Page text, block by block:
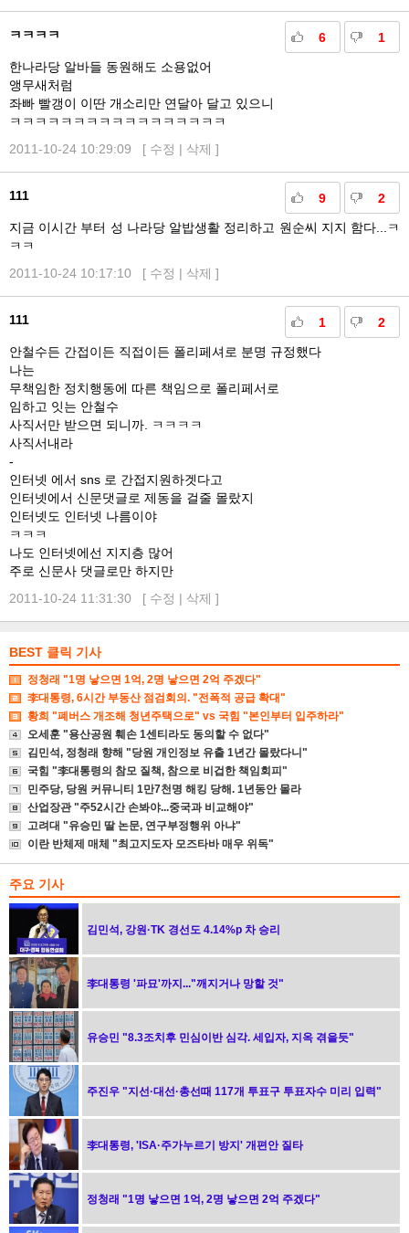
6 1
ㅋㅋㅋㅋ
한나라당 알바들 동원해도 소용없어
앵무새처럼
좌빠 빨갱이 이딴 개소리만 연달아 달고 있으니
ㅋㅋㅋㅋㅋㅋㅋㅋㅋㅋㅋㅋㅋㅋㅋㅋㅋ
2011-10-24 10:29:09 [ 수정 | 삭제 ]
9 2
111
지금 이시간 부터 성 나라당 알밥생활 정리하고 원순씨 지지 함다...ㅋ
ㅋㅋ
2011-10-24 10:17:10 [ 수정 | 삭제 ]
1 2
111
안철수든 간접이든 직접이든 폴리페셔로 분명 규정했다
나는
무책임한 정치행동에 따른 책임으로 폴리페서로
임하고 잇는 안철수
사직서만 받으면 되니까. ㅋㅋㅋㅋ
사직서내라
-
인터넷 에서 sns 로 간접지원하겟다고
인터넷에서 신문댓글로 제동을 걸줄 몰랐지
인터넷도 인터넷 나름이야
ㅋㅋㅋ
나도 인터넷에선 지지층 많어
주로 신문사 댓글로만 하지만
2011-10-24 11:31:30 [ 수정 | 삭제 ]
BEST 클릭 기사
정청래 "1명 낳으면 1억, 2명 낳으면 2억 주겠다"
李대통령, 6시간 부동산 점검회의. "전폭적 공급 확대"
황희 "폐버스 개조해 청년주택으로" vs 국힘 "본인부터 입주하라"
오세훈 "용산공원 훼손 1센티라도 동의할 수 없다"
김민석, 정청래 향해 "당원 개인정보 유출 1년간 몰랐다니"
국힘 "李대통령의 참모 질책, 참으로 비겁한 책임회피"
민주당, 당원 커뮤니티 1만7천명 해킹 당해. 1년동안 몰라
산업장관 "주52시간 손봐야...중국과 비교해야"
고려대 "유승민 딸 논문, 연구부정행위 아냐"
이란 반체제 매체 "최고지도자 모즈타바 매우 위독"
주요 기사
김민석, 강원·TK 경선도 4.14%p 차 승리
李대통령 '파묘'까지..."깨지거나 망할 것"
유승민 "8.3조치후 민심이반 심각. 세입자, 지옥 겪을듯"
주진우 "지선·대선·총선때 117개 투표구 투표자수 미리 입력"
李대통령, 'ISA·주가누르기 방지' 개편안 질타
정청래 "1명 낳으면 1억, 2명 낳으면 2억 주겠다"